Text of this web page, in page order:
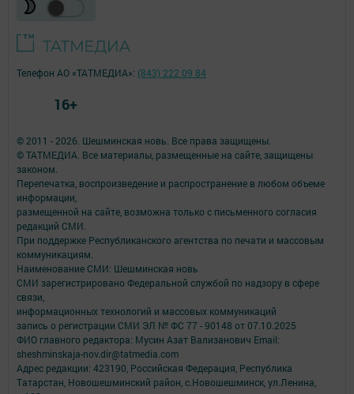
© 2011 - 2026. Шешминская новь. Все права защищены.
© ТАТМЕДИА. Все материалы, размещенные на сайте, защищены
законом.
Перепечатка, воспроизведение и распространение в любом объеме
информации,
размещенной на сайте, возможна только с письменного согласия
редакций СМИ.
При поддержке Республиканского агентства по печати и массовым
коммуникациям.
Наименование СМИ: Шешминская новь
СМИ зарегистрировано Федеральной службой по надзору в сфере
связи,
информационных технологий и массовых коммуникаций
запись о регистрации СМИ ЭЛ № ФС 77 - 90148 от 07.10.2025
ФИО главного редактора: Мусин Азат Вализанович Email:
sheshminskaja-nov.dir@tatmedia.com
Адрес редакции: 423190, Российская Федерация, Республика
Татарстан, Новошешминский район, с.Новошешминск, ул.Ленина,
Телефон АО «ТАТМЕДИА»: (843) 222 09 84
16+